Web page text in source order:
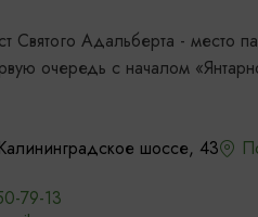
Адальберта - место
очередь с началом
шоссе, 43
79-13